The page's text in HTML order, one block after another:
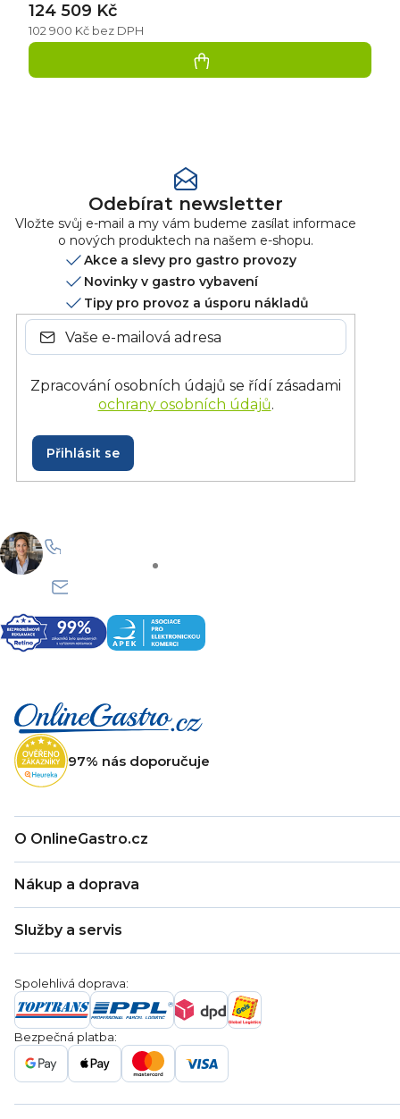
102 900 Kč bez DPH
124 509 Kč
Odebírat newsletter
Vložte svůj e-mail a my vám budeme zasílat informace
o nových produktech na našem e-shopu.
Akce a slevy pro gastro provozy
Novinky v gastro vybavení
Tipy pro provoz a úsporu nákladů
Zpracování osobních údajů se řídí zásadami
ochrany osobních údajů.
Přihlásit se
97% nás doporučuje
O OnlineGastro.cz
Kontakty
Věrnostní program
Blog
Nákup a doprava
Záruka
Ochrana osobních údajů
Reklamační řády
Služby a servis
Servis a reklamace
Poptávka
Gastro projekty
Značky
Gastro velkoobchod
Spolehlivá doprava:
Bezpečná platba: